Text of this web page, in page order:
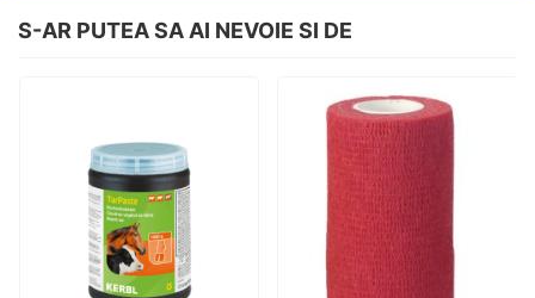
S-AR PUTEA SA AI NEVOIE SI DE